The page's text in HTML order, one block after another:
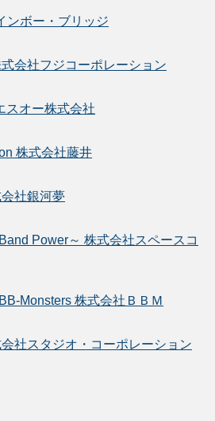
ンボー・ブリッジ
会社フジコーポレーション
オー株式会社
株式会社藤井
社銀河夢
Power～ 株式会社スペースコ
Monsters 株式会社ＢＢＭ
社スタジオ・コーポレーション